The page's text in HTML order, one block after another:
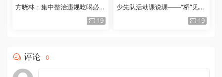
方晓林：集中整治违规吃喝必须
19
少先队活动课说课——“桥”见中
19
评论 0